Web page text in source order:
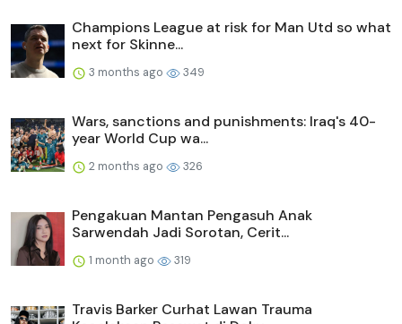
Champions League at risk for Man Utd so what
next for Skinne...
3 months ago 349
Wars, sanctions and punishments: Iraq's 40-
year World Cup wa...
2 months ago 326
Pengakuan Mantan Pengasuh Anak
Sarwendah Jadi Sorotan, Cerit...
1 month ago 319
Travis Barker Curhat Lawan Trauma